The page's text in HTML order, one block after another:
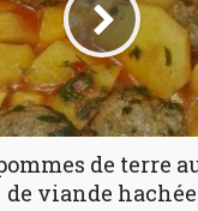
de terre
de viande hachée